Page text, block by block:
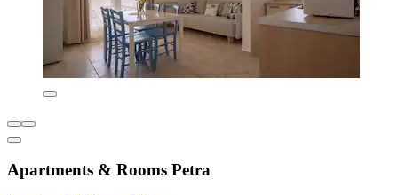
Apartments & Rooms Petra